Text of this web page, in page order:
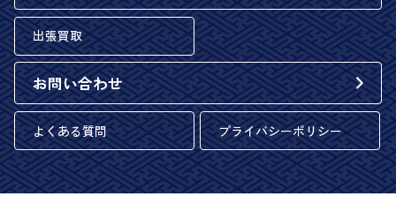
出張買取
お問い合わせ
よくある質問 プライバシーポリシー